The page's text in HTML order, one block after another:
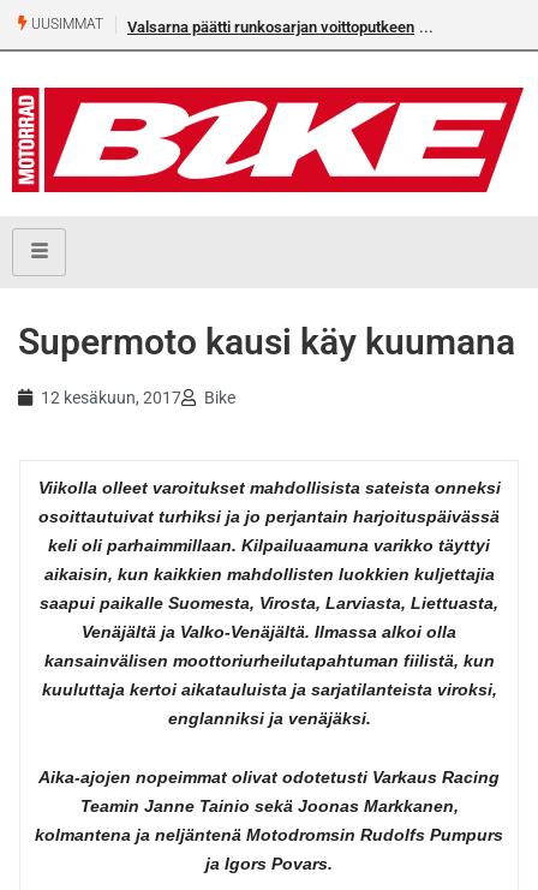
UUSIMMAT Valsarna päätti runkosarjan voittoputkeen
Supermoto kausi käy kuumana
12 kesäkuun, 2017 Bike
Viikolla olleet varoitukset mahdollisista sateista onneksi
osoittautuivat turhiksi ja jo perjantain harjoituspäivässä
keli oli parhaimmillaan. Kilpailuaamuna varikko täyttyi
aikaisin, kun kaikkien mahdollisten luokkien kuljettajia
saapui paikalle Suomesta, Virosta, Larviasta, Liettuasta,
Venäjältä ja Valko-Venäjältä. Ilmassa alkoi olla
kansainvälisen moottoriurheilutapahtuman fiilistä, kun
kuuluttaja kertoi aikatauluista ja sarjatilanteista viroksi,
englanniksi ja venäjäksi.
Aika-ajojen nopeimmat olivat odotetusti Varkaus Racing
Teamin Janne Tainio sekä Joonas Markkanen,
kolmantena ja neljäntenä Motodromsin Rudolfs Pumpurs
ja Igors Povars.